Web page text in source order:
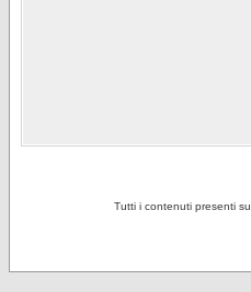
Tutti i contenuti presenti